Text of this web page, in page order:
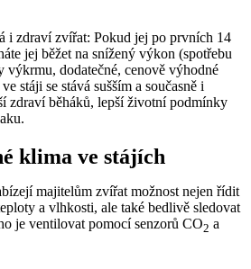
i zdraví zvířat: Pokud jej po prvních 14
jej běžet na snížený výkon (spotřebu
výkrmu, dodatečné, cenově výhodné
stáji se stává sušším a současně i
zdraví běháků, lepší životní podmínky
klima ve stájích
majitelům zvířat možnost nejen řídit
a vlhkosti, ale také bedlivě sledovat
je ventilovat pomocí senzorů CO2 a